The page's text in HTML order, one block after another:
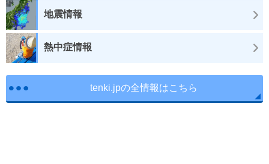
地震情報
熱中症情報
tenki.jpの全情報はこちら